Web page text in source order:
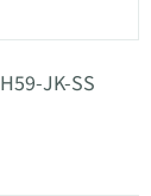
JK-SS